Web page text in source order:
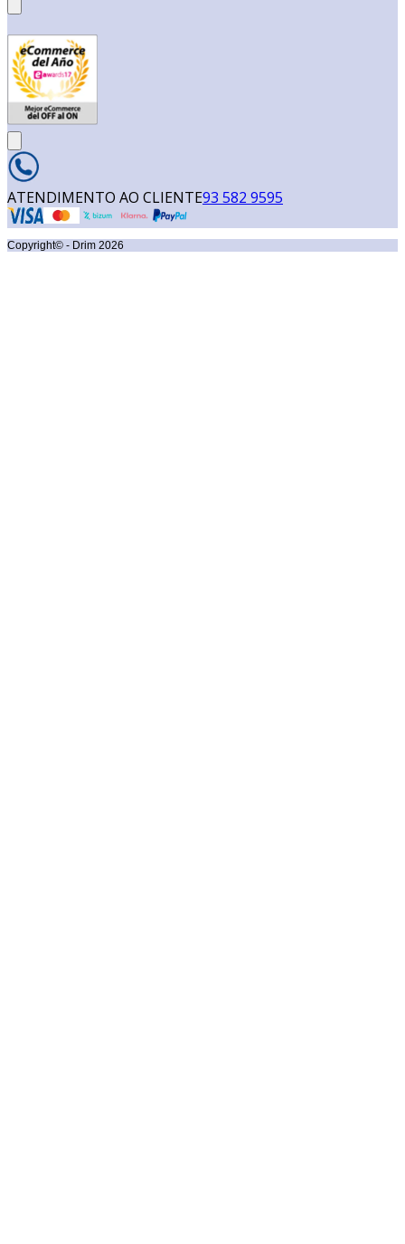
ATENDIMENTO AO CLIENTE93 582 9595
Copyright© - Drim 2026